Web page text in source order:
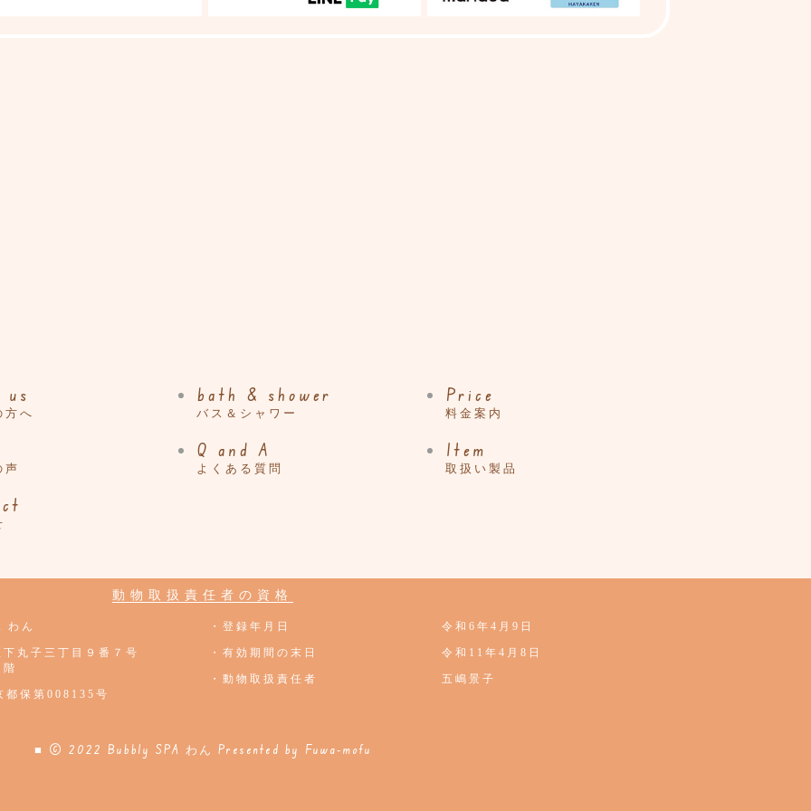
us
方へ
bath & shower
バス＆シャワー
Price
料金案内
声
Q and A
よくある質問
Item
取扱い製品
動物取扱責任者の資格
わん
丸子三丁目９番７号
保第008135号
・登録年月日 令和6年4月9日
・有効期間の末日 令和11年4月8日
・動物取扱責任者 五嶋景子
■ © 2022 Bubbly SPA わん Presented by Fuwa-mofu